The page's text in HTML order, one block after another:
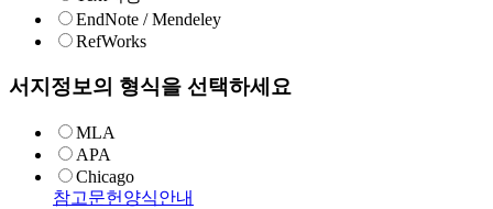
EndNote / Mendeley
RefWorks
서지정보의 형식을 선택하세요
MLA
APA
Chicago
참고문헌양식안내